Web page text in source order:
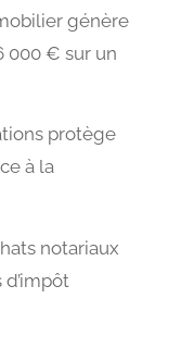
génère
000 € sur un
protège
à la
notariaux